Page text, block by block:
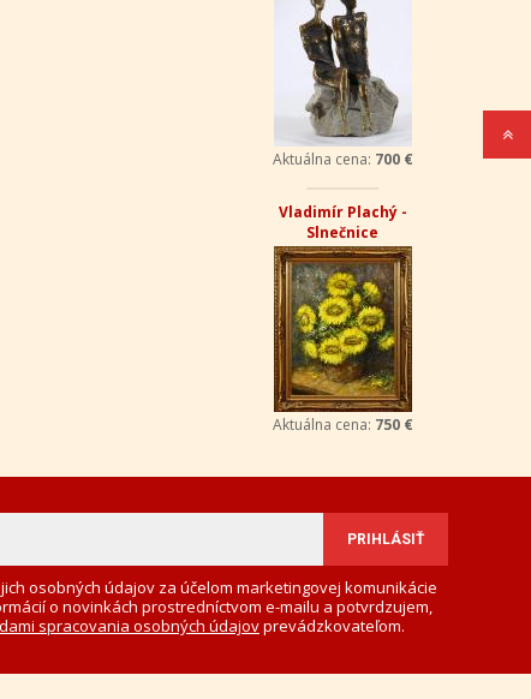
Aktuálna cena: 700 €
Vladimír Plachý -
Slnečnice
Aktuálna cena: 750 €
osobných údajov za účelom marketingovej komunikácie
o novinkách prostredníctvom e-mailu a potvrdzujem,
spracovania osobných údajovprevádzkovateľom.